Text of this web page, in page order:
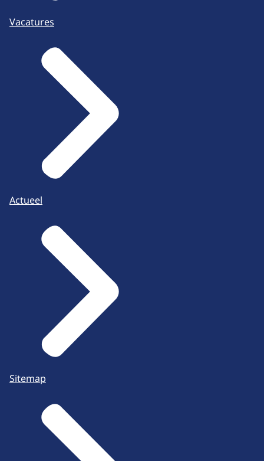
Vacatures
Actueel
Sitemap